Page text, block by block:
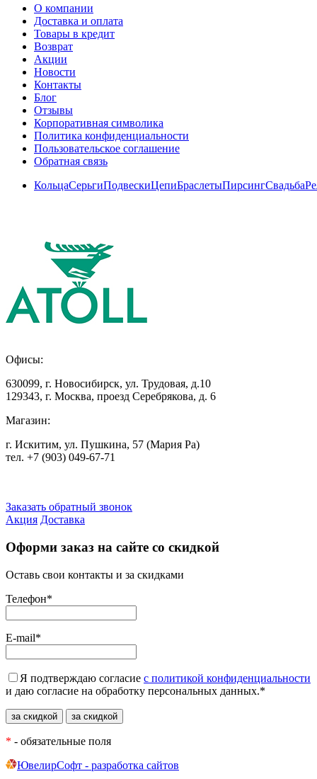
О компании
Доставка и оплата
Товары в кредит
Возврат
Акции
Новости
Контакты
Блог
Отзывы
Корпоративная символика
Политика конфиденциальности
Пользовательское соглашение
Обратная связь
КольцаСерьгиПодвескиЦепиБраслетыПирсингСвадьба
Офисы:
630099, г. Новосибирск, ул. Трудовая, д.10
129343, г. Москва, проезд Серебрякова, д. 6
Магазин:
г. Искитим, ул. Пушкина, 57 (Мария Ра)
тел. +7 (903) 049-67-71
Заказать обратный звонок
Акция Доставка
Оформи заказ на сайте со скидкой
Оставь свои контакты и за скидками
Телефон*
E-mail*
Я подтверждаю согласие с политикой конфиденциальности
и даю согласие на обработку персональных данных.*
* - обязательные поля
ЮвелирСофт - разработка сайтов